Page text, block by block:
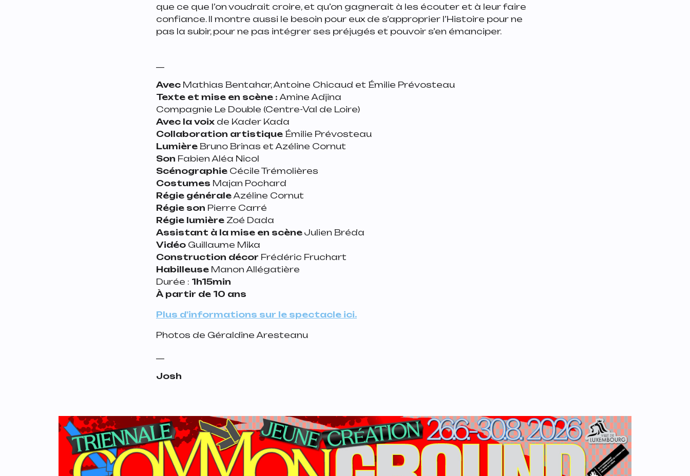
que ce que l’on voudrait croire, et qu’on gagnerait à les écouter et à leur faire
confiance. Il montre aussi le besoin pour eux de s’approprier l’Histoire pour ne
pas la subir, pour ne pas intégrer ses préjugés et pouvoir s’en émanciper.
Avec Mathias Bentahar, Antoine Chicaud et Émilie Prévosteau
Texte et mise en scène : Amine Adjina
Compagnie Le Double (Centre-Val de Loire)
Avec la voix de Kader Kada
Collaboration artistique Émilie Prévosteau
Lumière Bruno Brinas et Azéline Cornut
Son Fabien Aléa Nicol
Scénographie Cécile Trémolières
Costumes Majan Pochard
Régie générale Azéline Cornut
Régie son Pierre Carré
Régie lumière Zoé Dada
Assistant à la mise en scène Julien Bréda
Vidéo Guillaume Mika
Construction décor Frédéric Fruchart
Habilleuse Manon Allégatière
Durée : 1h15min
À partir de 10 ans
Plus d’informations sur le spectacle ici.
Photos de Géraldine Aresteanu
Josh